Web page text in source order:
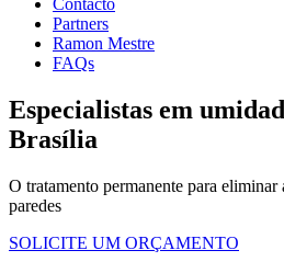
Contacto
Partners
Ramon Mestre
FAQs
Especialistas em
Brasília
O tratamento permanente para eliminar
paredes
SOLICITE UM ORÇAMENTO